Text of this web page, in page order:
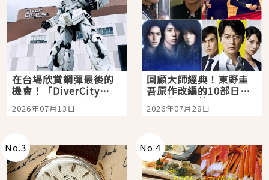
在台場欣賞鋼彈最後的
機會！「DiverCity
Tokyo Plaza」搭船、
購物、美食及夜景，一
2026年07月13日
回顧大師經典！東野圭
吾原作改編的10部日本
影視作品推薦
2026年07月28日
No.3 No.4